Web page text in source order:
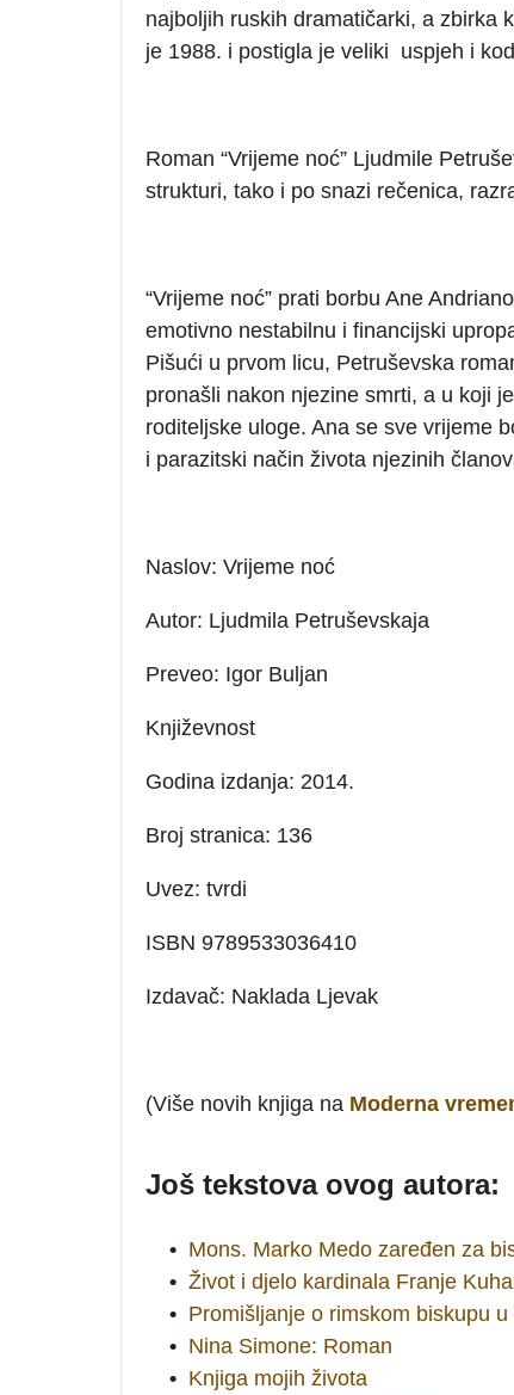
najboljih ruskih dramatičarki, a zbirka
je 1988. i postigla je veliki uspjeh i
Roman “Vrijeme noć” Ljudmile
strukturi, tako i po snazi rečenica,
“Vrijeme noć” prati borbu Ane
emotivno nestabilnu i financijski
Pišući u prvom licu, Petruševska
pronašli nakon njezine smrti, a u koji
roditeljske uloge. Ana se sve vrijeme
i parazitski način života njezinih
Naslov: Vrijeme noć
Autor: Ljudmila Petruševskaja
Preveo: Igor Buljan
Književnost
Godina izdanja: 2014.
Broj stranica: 136
Uvez: tvrdi
ISBN 9789533036410
Izdavač: Naklada Ljevak
(Više novih knjiga na Moderna
Još tekstova ovog autora:
• Mons. Marko Medo zaređen za
• Život i djelo kardinala Franje
• Promišljanje o rimskom biskupu
• Nina Simone: Roman
• Knjiga mojih života